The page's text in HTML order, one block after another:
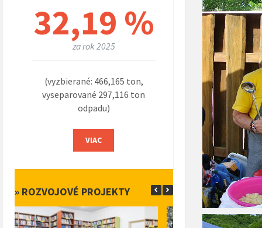
32,19 %
za rok 2025
(vyzbierané: 466,165 ton,
vyseparované 297,116 ton
odpadu)
VIAC
» ROZVOJOVÉ PROJEKTY